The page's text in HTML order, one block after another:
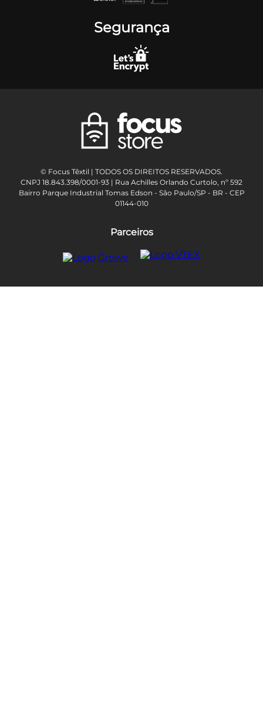
Segurança
© Focus Têxtil | TODOS OS DIREITOS RESERVADOS.
CNPJ 18.843.398/0001-93 | Rua Achilles Orlando Curtolo, nº 592
Bairro Parque Industrial Tomas Edson - São Paulo/SP - BR - CEP
01144-010
Parceiros